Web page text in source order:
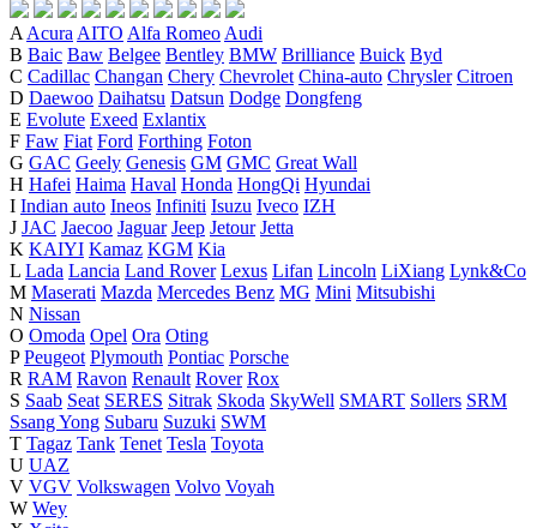
A Acura AITO Alfa Romeo Audi
B Baic Baw Belgee Bentley BMW Brilliance Buick Byd
C Cadillac Changan Chery Chevrolet China-auto Chrysler Citroen
D Daewoo Daihatsu Datsun Dodge Dongfeng
E Evolute Exeed Exlantix
F Faw Fiat Ford Forthing Foton
G GAC Geely Genesis GM GMC Great Wall
H Hafei Haima Haval Honda HongQi Hyundai
I Indian auto Ineos Infiniti Isuzu Iveco IZH
J JAC Jaecoo Jaguar Jeep Jetour Jetta
K KAIYI Kamaz KGM Kia
L Lada Lancia Land Rover Lexus Lifan Lincoln LiXiang Lynk&Co
M Maserati Mazda Mercedes Benz MG Mini Mitsubishi
N Nissan
O Omoda Opel Ora Oting
P Peugeot Plymouth Pontiac Porsche
R RAM Ravon Renault Rover Rox
S Saab Seat SERES Sitrak Skoda SkyWell SMART Sollers SRM
Ssang Yong Subaru Suzuki SWM
T Tagaz Tank Tenet Tesla Toyota
U UAZ
V VGV Volkswagen Volvo Voyah
W Wey